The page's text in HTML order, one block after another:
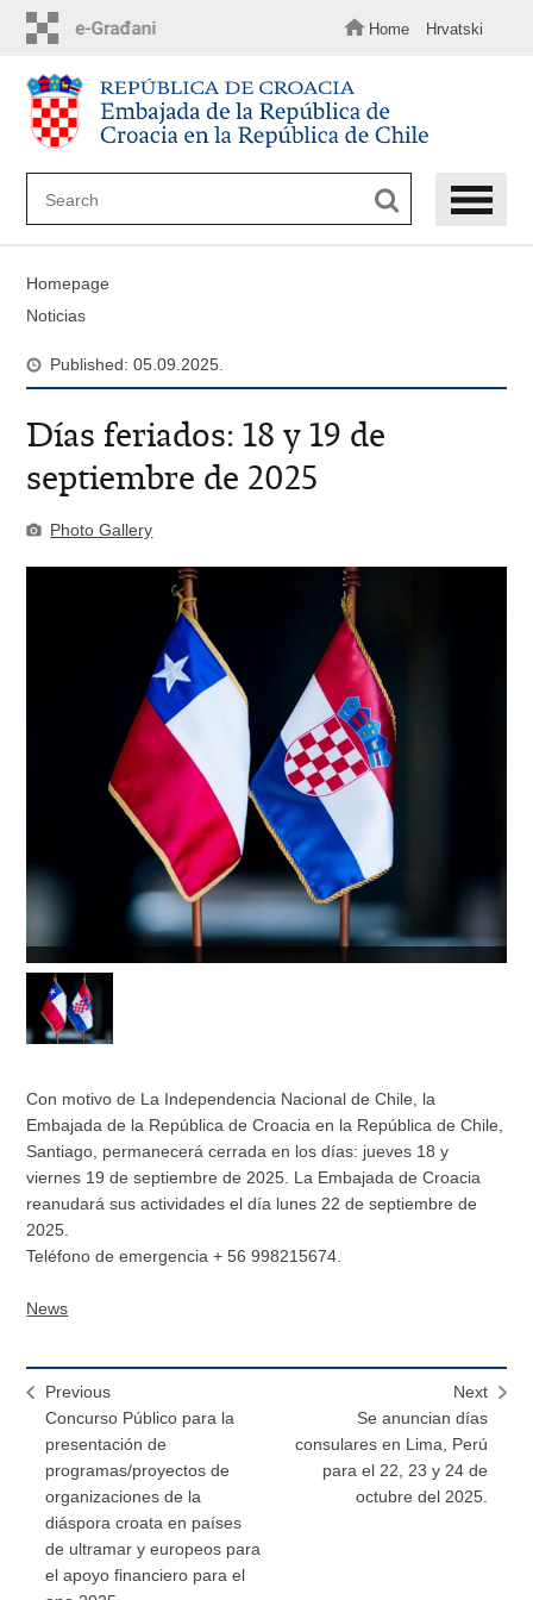
content
Home Hrvatski
Homepage
Noticias
Published: 05.09.2025.
​Días feriados: 18 y 19 de
septiembre de 2025
Photo Gallery
Con motivo de La Independencia Nacional de Chile, la
Embajada de la República de Croacia en la República de Chile,
Santiago, permanecerá cerrada en los días: jueves 18 y
viernes 19 de septiembre de 2025. La Embajada de Croacia
reanudará sus actividades el día lunes 22 de septiembre de
2025.
Teléfono de emergencia + 56 998215674.
News
Previous
Concurso Público para la
presentación de
programas/proyectos de
organizaciones de la
diáspora croata en países
de ultramar y europeos para
el apoyo financiero para el
Next
Se anuncian días
consulares en Lima, Perú
para el 22, 23 y 24 de
octubre del 2025.